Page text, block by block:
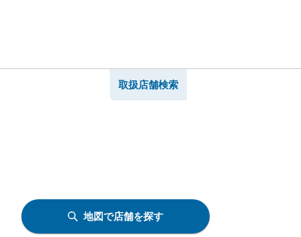
取扱店舗検索
地図で店舗を探す